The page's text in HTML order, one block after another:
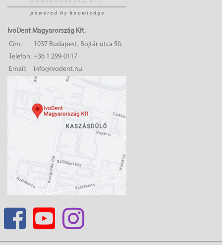
IvoDent Magyarország Kft.
Cím:
1037 Budapest, Bojtár utca 56.
Telefon: +36 1 299-0117
Email:
info@ivodent.hu